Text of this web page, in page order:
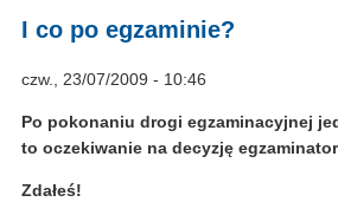
I co po egzaminie?
czw., 23/07/2009 - 10:46
Po pokonaniu drogi egzaminacyjnej
to oczekiwanie na decyzję
Zdałeś!